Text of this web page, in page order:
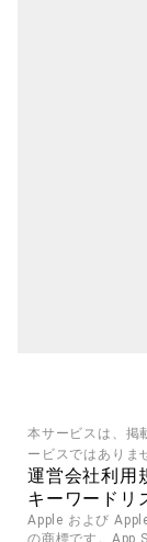
本サービスは、掲
ービスではありま
運営会社利用
キーワードリ
Apple および
の商標です。App